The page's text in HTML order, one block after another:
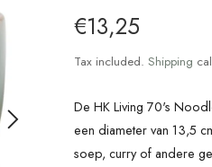
€13,25
Tax included. Shipping
De HK Living 70's
een diameter van 13,5
soep, curry of andere